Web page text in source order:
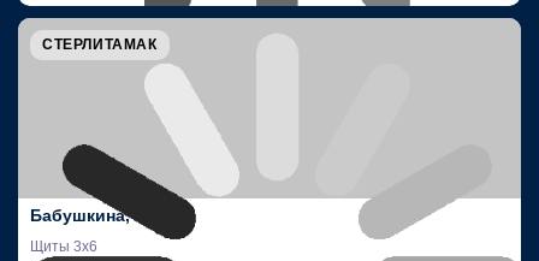
СТЕРЛИТАМАК
Бабушкина,
Щиты 3х6